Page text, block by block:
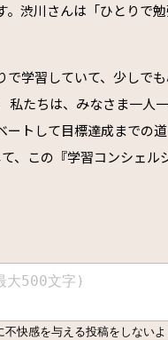
。渋川さんは「ひとりで
で学習していて、少しで
私たちは、みなさま一人
ートして目標達成までの
、この『学習コンシェル